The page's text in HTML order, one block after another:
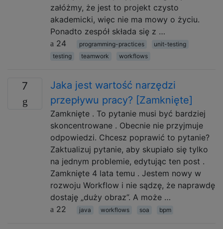
załóżmy, że jest to projekt czysto
akademicki, więc nie ma mowy o życiu.
Ponadto zespół składa się z …
24
programming-practices
unit-testing
testing
teamwork workflows
7
Jaka jest wartość narzędzi
przepływu pracy? [Zamknięte]
Zamknięte . To pytanie musi być bardziej
skoncentrowane . Obecnie nie przyjmuje
odpowiedzi. Chcesz poprawić to pytanie?
Zaktualizuj pytanie, aby skupiało się tylko
na jednym problemie, edytując ten post .
Zamknięte 4 lata temu . Jestem nowy w
rozwoju Workflow i nie sądzę, że naprawdę
dostaję „duży obraz”. A może …
22
java workflows soa bpm